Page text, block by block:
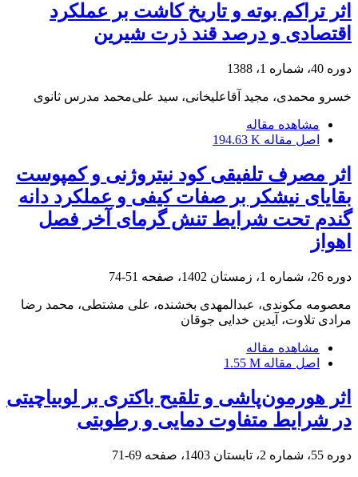
اثر تراکم بوته و تاریخ کاشت بر عملکرد
اقتصادی و درصد قند ذرت شیرین
دوره 40، شماره 1، 1388
خسرو محمدی، مجید آقاعلیخانی، سید علی‌محمد مدرس ثانوی
مشاهده مقاله
اصل مقاله 194.63 K
اثر مصرف تلفیقی کود نیتروژنی و کمپوست
بقایای نیشکر بر صفات کیفی و عملکرد دانه
گندم تحت شرایط تنش گرمای آخر فصل
اهواز
دوره 26، شماره 1، زمستان 1402، صفحه 51-74
معصومه مکوندی، عبدالمهدی بخشنده، علی مشتطی، محمد رضا
مرادی تلاوت، آیدین خدایی جوقان
مشاهده مقاله
اصل مقاله 1.55 M
اثر هورمون‌پاشی و تلقیح باکتری بر لوبیاچیتی
در شرایط متفاوت دمایی و رطوبتی
دوره 55، شماره 2، تابستان 1403، صفحه 69-71